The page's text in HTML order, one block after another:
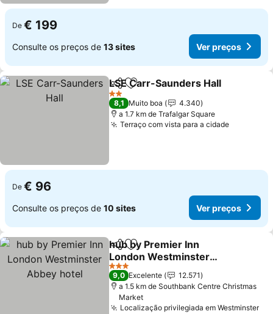
De € 199
Consulte os preços de 13 sites Ver preços
PartilharAdicionar aos favoritos
LSE Carr-Saunders Hall
2 Estrelas
8,1 Muito boa
4.340
a 1.7 km de Trafalgar Square
Terraço com vista para a cidadeVer
De € 96
Consulte os preços de 10 sites Ver preços
PartilharAdicionar aos favoritos
hub by Premier Inn
London Westminster
Abbey hotel
Ver preços
3 Estrelas
9,0 Excelente
12.571
a 1.5 km de Southbank Centre Christmas
Market
Localização privilegiada em Westminster